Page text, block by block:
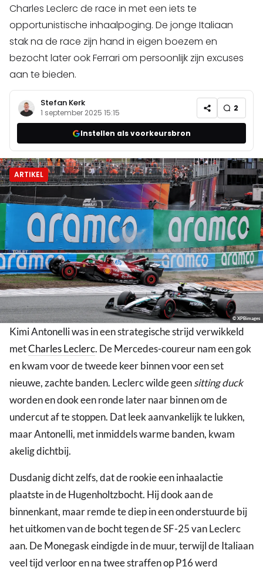
Charles Leclerc de race in met een iets te
opportunistische inhaalpoging. De jonge Italiaan
stak na de race zijn hand in eigen boezem en
bezocht later ook Ferrari om persoonlijk zijn excuses
aan te bieden.
Stefan Kerk
1 september 2025 15:15 2
Instellen als voorkeursbron
ARTIKEL
© XPBimages
Kimi Antonelli was in een strategische strijd verwikkeld
metCharles Leclerc. De Mercedes-coureur nam een gok
en kwam voor de tweede keer binnen voor een set
nieuwe, zachte banden. Leclerc wilde geensitting duck
worden en dook een ronde later naar binnen om de
undercut af te stoppen. Dat leek aanvankelijk te lukken,
maar Antonelli, met inmiddels warme banden, kwam
akelig dichtbij.
Dusdanig dicht zelfs, dat de rookie een inhaalactie
plaatste in de Hugenholtzbocht. Hij dook aan de
binnenkant, maar remde te diep in een onderstuurde bij
het uitkomen van de bocht tegen de SF-25 van Leclerc
aan. De Monegask eindigde in de muur, terwijl de Italiaan
veel tijd verloor en na twee straffen op P16 werd